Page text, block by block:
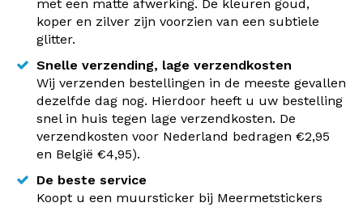
met een matte afwerking. De kleuren goud,
koper en zilver zijn voorzien van een subtiele
glitter.
Snelle verzending, lage verzendkosten
Wij verzenden bestellingen in de meeste gevallen
dezelfde dag nog. Hierdoor heeft u uw bestelling
snel in huis tegen lage verzendkosten. De
verzendkosten voor Nederland bedragen €2,95
en België €4,95).
De beste service
Koopt u een muursticker bij Meermetstickers